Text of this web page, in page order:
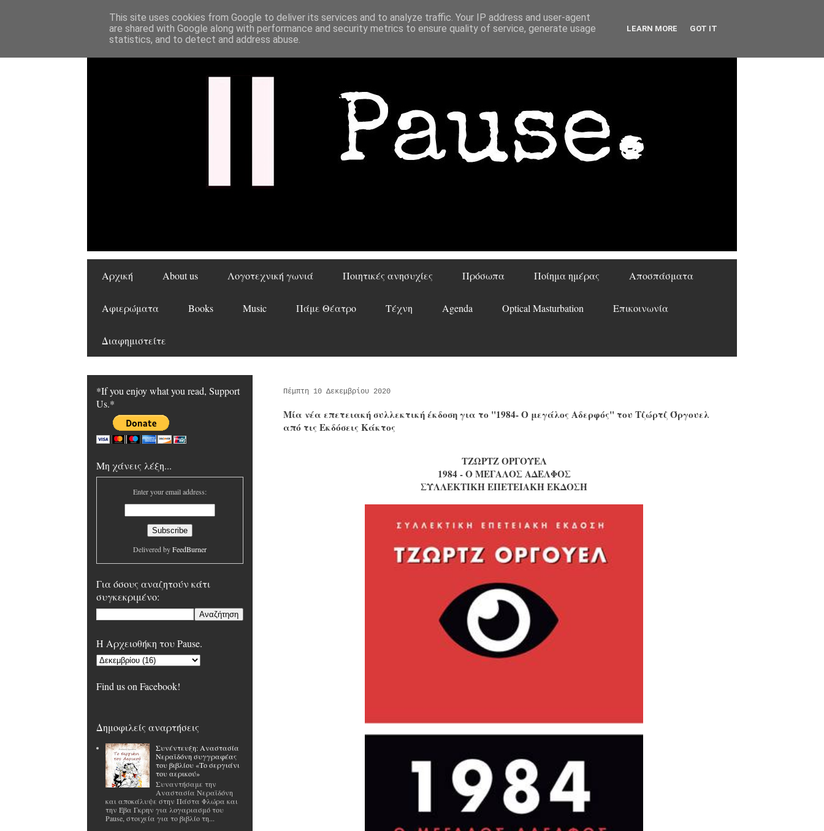
Αρχική About us Λογοτεχνική γωνιά Ποιητικές ανησυχίες Πρόσωπα Ποίημα ημέρας Αποσπάσματα
Αφιερώματα Books Music Πάμε Θέατρο Τέχνη Agenda Optical Masturbation Επικοινωνία
Διαφημιστείτε
Πέμπτη 10 Δεκεμβρίου 2020
Μία νέα επετειακή συλλεκτική έκδοση για το "1984- Ο μεγάλος Αδερφός" του Τζώρτζ Όργουελ
από τις Εκδόσεις Κάκτος
ΤΖΩΡΤΖ ΟΡΓΟΥΕΛ
1984 - Ο ΜΕΓΑΛΟΣ ΑΔΕΛΦΟΣ
ΣΥΛΛΕΚΤΙΚΗ ΕΠΕΤΕΙΑΚΗ ΕΚΔΟΣΗ
*If you enjoy what you read, Support
Us.*
Μη χάνεις λέξη...
Enter your email address:
Delivered byFeedBurner
Για όσους αναζητούν κάτι
συγκεκριμένο:
H Αρχειοθήκη του Pause.
Find us on Facebook!
Δημοφιλείς αναρτήσεις
Συνέντευξη: Αναστασία
Νεραϊδόνη συγγραφέας
του βιβλίου «Το σεργιάνι
του αερικού»
Συναντήσαμε την
Αναστασία Νεραϊδόνη
και αποκάλυψε στην Πάστα Φλώρα και
την Έβα Γκρην για λογαριασμό του
Pause, στοιχεία για το βιβλίο τη...
This site uses cookies from Google to deliver its services and to analyze traffic. Your IP address and user-agent
are shared with Google along with performance and security metrics to ensure quality of service, generate usage
statistics, and to detect and address abuse.
LEARN MORE GOT IT